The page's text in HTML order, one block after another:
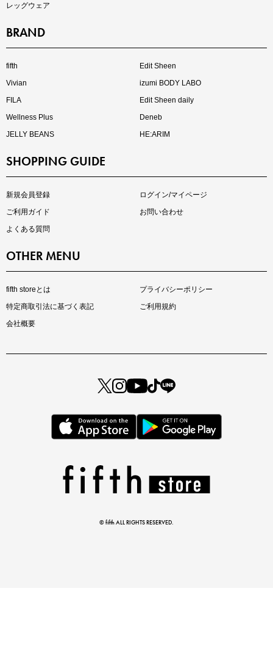
大人の着映えアイテム5選
マストバイアイテム
この夏の主役確定！
レッグウェア
BRAND
fifth
Edit Sheen
Vivian
izumi BODY LABO
FILA
Edit Sheen daily
Wellness Plus
Deneb
JELLY BEANS
HE:ARIM
SHOPPING GUIDE
新規会員登録
ログイン/マイページ
ご利用ガイド
お問い合わせ
よくある質問
OTHER MENU
fifth storeとは
プライバシーポリシー
特定商取引法に基づく表記
ご利用規約
会社概要
© fifth ALL RIGHTS RESERVED.